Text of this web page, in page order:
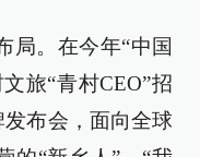
局。在今年“中国
旅“青村CEO”招
发布会，面向全球